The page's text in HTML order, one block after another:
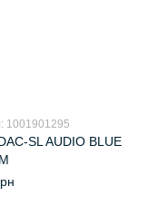
1001901295
SL AUDIO BLUE